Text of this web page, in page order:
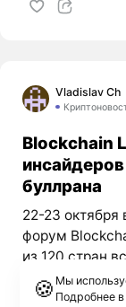
Vladislav Ch
Blockchain
буллрана
22-23 октября
форум
из 120 стран
для обмена
буллрана
🍪 Мы
Подробнее в